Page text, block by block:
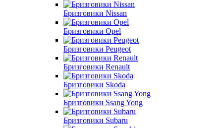
Бризговики Nissan
Бризговики Opel
Бризговики Peugeot
Бризговики Renault
Бризговики Skoda
Бризговики Ssang Yong
Бризговики Subaru